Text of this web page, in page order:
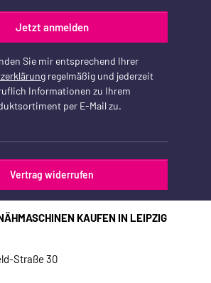
Jetzt anmelden
Sie mir entsprechend Ihrer
regelmäßig und jederzeit
Informationen zu Ihrem
per E-Mail zu.
Vertrag widerrufen
KAUFEN IN LEIPZIG
Straße 30